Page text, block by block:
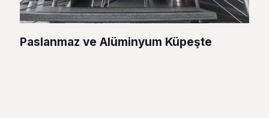
Paslanmaz ve Alüminyum Küpeşte